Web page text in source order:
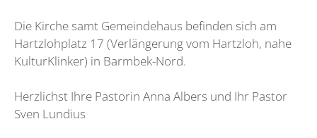
Die Kirche samt Gemeindehaus befinden sich am
Hartzlohplatz 17 (Verlängerung vom Hartzloh, nahe
KulturKlinker) in Barmbek-Nord.
Herzlichst Ihre Pastorin Anna Albers und Ihr Pastor
Sven Lundius